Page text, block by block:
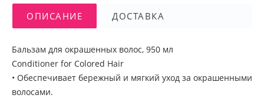
ОПИСАНИЕ ДОСТАВКА
Бальзам для окрашенных волос, 950 мл
Conditioner for Colored Hair
• Обеспечивает бережный и мягкий уход за окрашенными
волосами.